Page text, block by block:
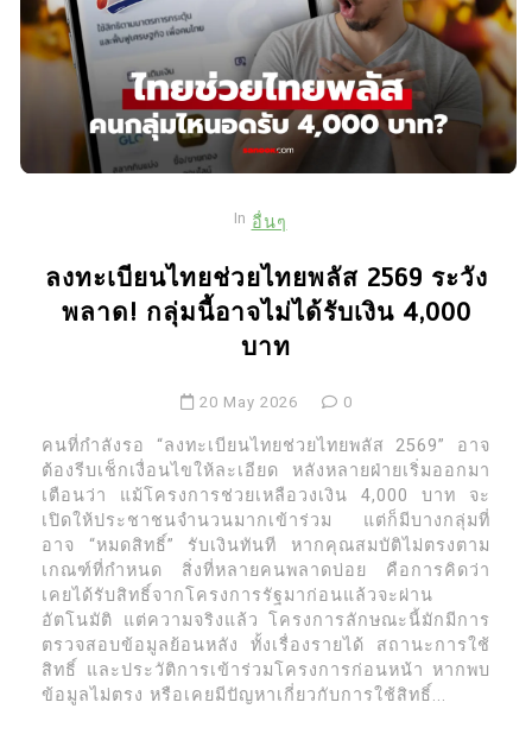
In อื่นๆ
ลงทะเบียนไทยช่วยไทยพลัส 2569 ระวัง
พลาด! กลุ่มนี้อาจไม่ได้รับเงิน 4,000
บาท
20 May 2026 0
คนที่กำลังรอ “ลงทะเบียนไทยช่วยไทยพลัส 2569” อาจ
ต้องรีบเช็กเงื่อนไขให้ละเอียด หลังหลายฝ่ายเริ่มออกมา
เตือนว่า แม้โครงการช่วยเหลือวงเงิน 4,000 บาท จะ
เปิดให้ประชาชนจำนวนมากเข้าร่วม แต่ก็มีบางกลุ่มที่
อาจ “หมดสิทธิ์” รับเงินทันที หากคุณสมบัติไม่ตรงตาม
เกณฑ์ที่กำหนด สิ่งที่หลายคนพลาดบ่อย คือการคิดว่า
เคยได้รับสิทธิ์จากโครงการรัฐมาก่อนแล้วจะผ่าน
อัตโนมัติ แต่ความจริงแล้ว โครงการลักษณะนี้มักมีการ
ตรวจสอบข้อมูลย้อนหลัง ทั้งเรื่องรายได้ สถานะการใช้
สิทธิ์ และประวัติการเข้าร่วมโครงการก่อนหน้า หากพบ
ข้อมูลไม่ตรง หรือเคยมีปัญหาเกี่ยวกับการใช้สิทธิ์...